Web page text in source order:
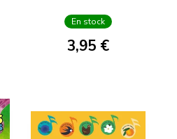
En stock
3,95 €